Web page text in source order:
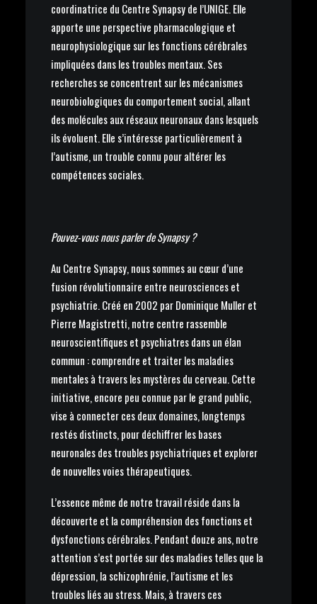
coordinatrice du Centre Synapsy de l’UNIGE. Elle
apporte une perspective pharmacologique et
neurophysiologique sur les fonctions cérébrales
impliquées dans les troubles mentaux. Ses
recherches se concentrent sur les mécanismes
neurobiologiques du comportement social, allant
des molécules aux réseaux neuronaux dans lesquels
ils évoluent. Elle s’intéresse particulièrement à
l’autisme, un trouble connu pour altérer les
compétences sociales.
Pouvez-vous nous parler de Synapsy ?
Au Centre Synapsy, nous sommes au cœur d’une
fusion révolutionnaire entre neurosciences et
psychiatrie. Créé en 2002 par Dominique Muller et
Pierre Magistretti, notre centre rassemble
neuroscientifiques et psychiatres dans un élan
commun : comprendre et traiter les maladies
mentales à travers les mystères du cerveau. Cette
initiative, encore peu connue par le grand public,
vise à connecter ces deux domaines, longtemps
restés distincts, pour déchiffrer les bases
neuronales des troubles psychiatriques et explorer
de nouvelles voies thérapeutiques.
L’essence même de notre travail réside dans la
découverte et la compréhension des fonctions et
dysfonctions cérébrales. Pendant douze ans, notre
attention s’est portée sur des maladies telles que la
dépression, la schizophrénie, l’autisme et les
troubles liés au stress. Mais, à travers ces